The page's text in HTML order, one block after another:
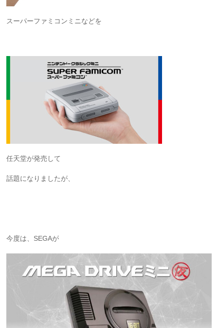
スーパーファミコンミニなどを
任天堂が発売して
話題になりましたが、
今度は、SEGAが